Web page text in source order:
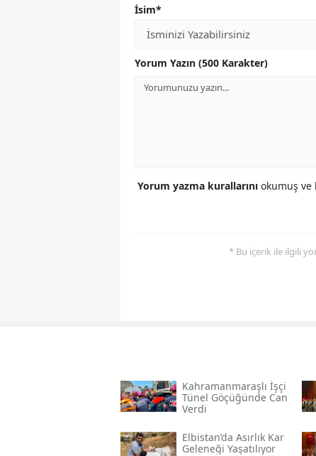
İsim*
Yorum Yazın (500 Karakter)
Yorum yazma kurallarını okumuş ve
* Bu içerik ile ilgili
Kahramanmaraşlı İşçi
Tünel Göçüğünde Can
Verdi
Elbistan’da Asırlık Kar
Geleneği Yaşatılıyor